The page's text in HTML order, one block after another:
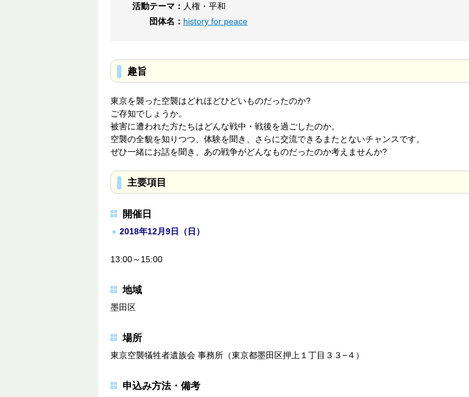
活動テーマ： 人権・平和
団体名： history for peace
趣旨
東京を襲った空襲はどれほどひどいものだったのか?
ご存知でしょうか。
被害に遭われた方たちはどんな戦中・戦後を過ごしたのか。
空襲の全貌を知りつつ、体験を聞き、さらに交流できるまたとないチャンスです。
ぜひ一緒にお話を聞き、あの戦争がどんなものだったのか考えませんか?
主要項目
開催日
2018年12月9日（日）
13:00～15:00
地域
墨田区
場所
東京空襲犠牲者遺族会 事務所（東京都墨田区押上１丁目３３−４）
申込み方法・備考